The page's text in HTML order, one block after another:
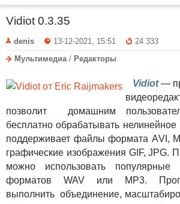
Vidiot 0.3.35
denis 13-12-2021, 15:51
24 333
Мультимедиа/ Редакторы
Vidiot—
позволит домашним
бесплатно обрабатывать
поддерживает файлы формата АVI,
графические изображения GIF, JPG.
можно использовать
форматов WAV или MP3.
выполнить объединение,